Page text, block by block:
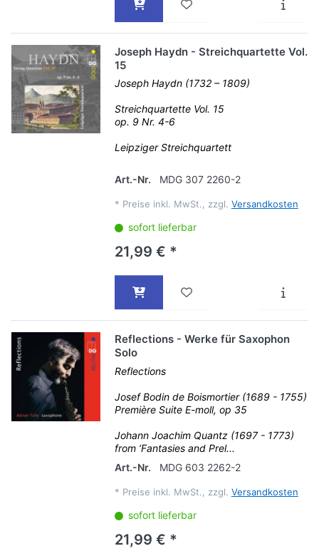
Joseph Haydn - Streichquartette Vol.
15
Joseph Haydn (1732 – 1809)
Streichquartette Vol. 15
op. 9 Nr. 4-6
Leipziger Streichquartett
Art.-Nr. MDG 307 2260-2
* Preise inkl. MwSt., zzgl. Versandkosten
sofort lieferbar
21,99 € *
Reflections - Werke für Saxophon
Solo
Reflections
Josef Bodin de Boismortier (1689 - 1755)
Première Suite E-moll, op 35
Johann Joachim Quantz (1697 - 1773)
from ‘Fantasies and Prel...
Art.-Nr.
MDG 603 2262-2
* Preise inkl. MwSt., zzgl. Versandkosten
sofort lieferbar
21,99 € *